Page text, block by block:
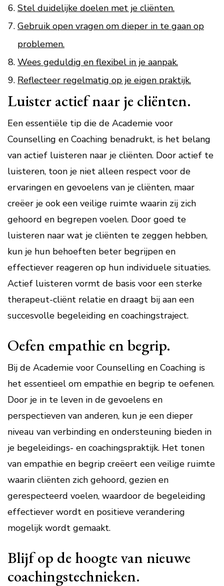
Stel duidelijke doelen met je cliënten.
Gebruik open vragen om dieper in te gaan op
problemen.
Wees geduldig en flexibel in je aanpak.
Reflecteer regelmatig op je eigen praktijk.
Luister actief naar je cliënten.
Een essentiële tip die de Academie voor
Counselling en Coaching benadrukt, is het belang
van actief luisteren naar je cliënten. Door actief te
luisteren, toon je niet alleen respect voor de
ervaringen en gevoelens van je cliënten, maar
creëer je ook een veilige ruimte waarin zij zich
gehoord en begrepen voelen. Door goed te
luisteren naar wat je cliënten te zeggen hebben,
kun je hun behoeften beter begrijpen en
effectiever reageren op hun individuele situaties.
Actief luisteren vormt de basis voor een sterke
therapeut-cliënt relatie en draagt bij aan een
succesvolle begeleiding en coachingstraject.
Oefen empathie en begrip.
Bij de Academie voor Counselling en Coaching is
het essentieel om empathie en begrip te oefenen.
Door je in te leven in de gevoelens en
perspectieven van anderen, kun je een dieper
niveau van verbinding en ondersteuning bieden in
je begeleidings- en coachingspraktijk. Het tonen
van empathie en begrip creëert een veilige ruimte
waarin cliënten zich gehoord, gezien en
gerespecteerd voelen, waardoor de begeleiding
effectiever wordt en positieve verandering
mogelijk wordt gemaakt.
Blijf op de hoogte van nieuwe
coachingstechnieken.